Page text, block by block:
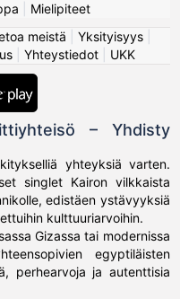
Mielipiteet
meistä Yksityisyys|
Yhteystiedot UKK
– Yhdisty
yhteyksiä varten.
singlet Kairon vilkkaista
edistäen ystävyyksiä
kulttuuriarvoihin.
Gizassa tai modernissa
egyptiläisten
perhearvoja ja autenttisia